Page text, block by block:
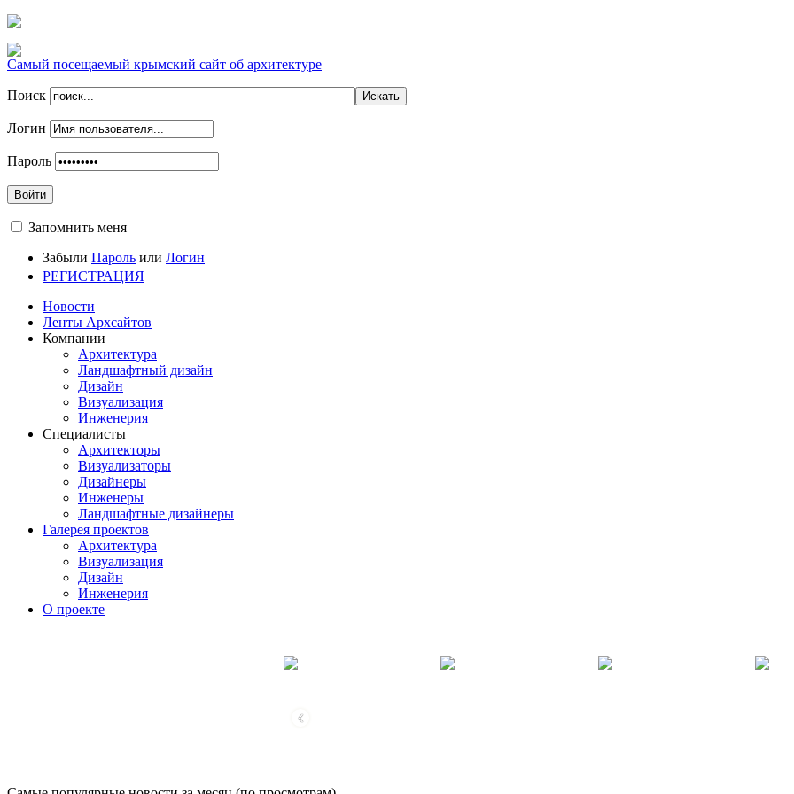
Самый посещаемый крымский сайт об архитектуре
Поиск
Логин
Пароль
Войти
Запомнить меня
Забыли Пароль или Логин
РЕГИСТРАЦИЯ
Новости
Ленты Архсайтов
Компании
Архитектура
Ландшафтный дизайн
Дизайн
Визуализация
Инженерия
Специалисты
Архитекторы
Визуализаторы
Дизайнеры
Инженеры
Ландшафтные дизайнеры
Галерея проектов
Архитектура
Визуализация
Дизайн
Инженерия
О проекте
‹